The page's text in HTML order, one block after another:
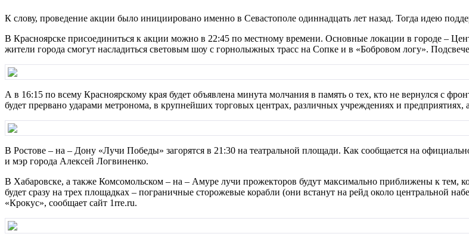
К слову, проведение акции было инициировано именно в Севастополе одиннадцать лет назад. Тогда идею
В Красноярске присоединиться к акции можно в 22:45 по местному времени. Основные локации в городе –
жители города смогут насладиться световым шоу с горнолыжных трасс на Сопке и в «Бобровом логу».
А в 16:15 по всему Красноярскому края будет объявлена минута молчания в память о тех, кто не вернулся с
будет прервано ударами метронома, в крупнейших торговых центрах, различных учреждениях и предприятиях,
В Ростове – на – Дону «Лучи Победы» загорятся в 21:30 на театральной площади. Как сообщается на
и мэр города Алексей Логвиненко.
В Хабаровске, а также Комсомольском – на – Амуре лучи прожекторов будут максимально приближены к тем,
будет сразу на трех площадках – пограничные сторожевые корабли (они встанут на рейд около центральной
«Крокус», сообщает сайт 1rre.ru.